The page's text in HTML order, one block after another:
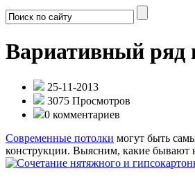
Вариативный ряд
25-11-2013
3075 Просмотров
0 комментариев
Современные потолки могут быть
конструкции. Выясним, какие бывают